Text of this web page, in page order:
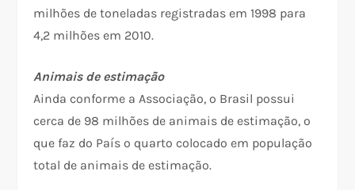
milhões de toneladas registradas em 1998 para
4,2 milhões em 2010.
Animais de estimação
Ainda conforme a Associação, o Brasil possui
cerca de 98 milhões de animais de estimação, o
que faz do País o quarto colocado em população
total de animais de estimação.